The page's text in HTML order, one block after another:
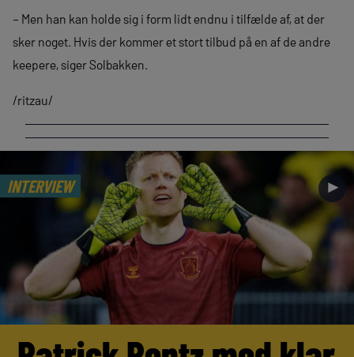
– Men han kan holde sig i form lidt endnu i tilfælde af, at der
sker noget. Hvis der kommer et stort tilbud på en af de andre
keepere, siger Solbakken.
/ritzau/
INTERVIEW ►